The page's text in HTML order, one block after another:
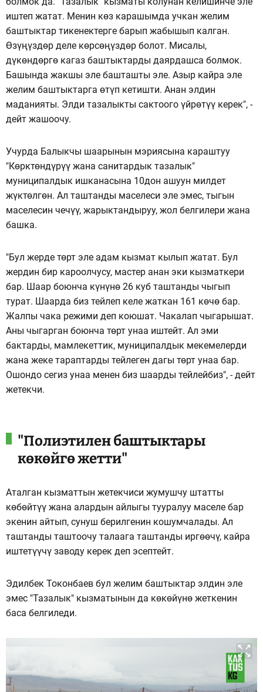
иштеп жатат. Менин көз карашымда учкан желим
баштыктар тикенектерге барып жабышып калган.
Өзүңүздөр деле көрсөңүздөр болот. Мисалы,
дүкөндөргө кагаз баштыктарды даярдашса болмок.
Башында жакшы эле башташты эле. Азыр кайра эле
желим баштыктарга өтүп кетишти. Анан элдин
маданияты. Элди тазалыкты сактоого үйрөтүү керек", -
дейт жашоочу.
Учурда Балыкчы шаарынын мэриясына караштуу
"Көрктөндүрүү жана санитардык тазалык"
муниципалдык ишканасына 10дон ашуун милдет
жүктөлгөн. Ал таштанды маселеси эле эмес, тыгын
маселесин чечүү, жарыктандыруу, жол белгилери жана
башка.
"Бул жерде төрт эле адам кызмат кылып жатат. Бул
жердин бир кароолчусу, мастер анан эки кызматкери
бар. Шаар боюнча күнүнө 26 куб таштанды чыгып
турат. Шаарда биз тейлеп келе жаткан 161 көчө бар.
Жалпы чака режими деп коюшат. Чакалап чыгарышат.
Аны чыгарган боюнча төрт унаа иштейт. Ал эми
бактарды, мамлекеттик, муниципалдык мекемелерди
жана жеке тараптарды тейлеген дагы төрт унаа бар.
Ошондо сегиз унаа менен биз шаарды тейлейбиз", - дейт
жетекчи.
"Полиэтилен баштыктары
көкөйгө жетти"
Аталган кызматтын жетекчиси жумушчу штатты
көбөйтүү жана алардын айлыгы тууралуу маселе бар
экенин айтып, сунуш берилгенин кошумчалады. Ал
таштанды таштоочу талаага таштанды иргөөчү, кайра
иштетүүчү заводу керек деп эсептейт.
Эдилбек Токонбаев бул желим баштыктар элдин эле
эмес "Тазалык" кызматынын да көкөйүнө жеткенин
баса белгиледи.